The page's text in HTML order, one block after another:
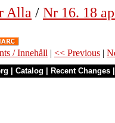
Alla / Nr 16. 18
/ Innehåll | << Previous |
Catalog Recent Changes